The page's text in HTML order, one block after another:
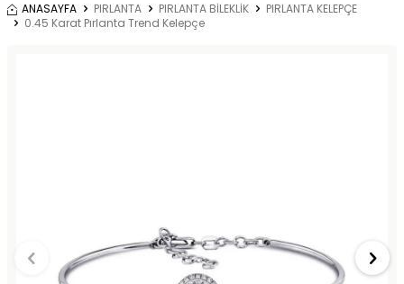
ANASAYFA PIRLANTA PIRLANTA BİLEKLİK
PIRLANTA KELEPÇE
0.45 Karat Pırlanta Trend Kelepçe